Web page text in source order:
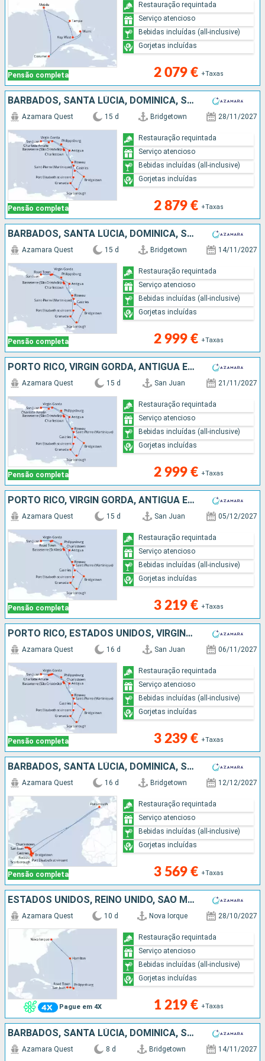
Pensão completa 2 079 € +Taxas
Restauração requintada
Serviço atencioso
Bebidas incluídas (all-inclusive)
Gorjetas incluídas
BARBADOS, SANTA LÚCIA, DOMINICA, SÃO MARTINHO, ESTADOS UNIDOS, PORTO RICO, VIRGIN GORDA, ANTÍGUA E BARBUDA, MARTINICA, ST VINCENT E GRENADINES, GRENADA, TRINIDADE E TOBAGO
Pensão completa
Azamara Quest 15 d Bridgetown 28/11/2027
2 879 € +Taxas
Restauração requintada
Serviço atencioso
Bebidas incluídas (all-inclusive)
Gorjetas incluídas
BARBADOS, SANTA LÚCIA, DOMINICA, SÃO MARTINHO, TORTOLA, PORTO RICO, VIRGIN GORDA, ANTÍGUA E BARBUDA, MARTINICA, ST VINCENT E GRENADINES, GRENADA, TRINIDADE E TOBAGO
Pensão completa
Azamara Quest 15 d Bridgetown 14/11/2027
2 999 € +Taxas
Restauração requintada
Serviço atencioso
Bebidas incluídas (all-inclusive)
Gorjetas incluídas
PORTO RICO, VIRGIN GORDA, ANTÍGUA E BARBUDA, MARTINICA, ST VINCENT E GRENADINES, GRENADA, TRINIDADE E TOBAGO, BARBADOS, SANTA LÚCIA, DOMINICA, SÃO MARTINHO, ESTADOS UNIDOS
Pensão completa
Azamara Quest 15 d San Juan 21/11/2027
2 999 € +Taxas
Restauração requintada
Serviço atencioso
Bebidas incluídas (all-inclusive)
Gorjetas incluídas
PORTO RICO, VIRGIN GORDA, ANTÍGUA E BARBUDA, MARTINICA, ST VINCENT E GRENADINES, GRENADA, TRINIDADE E TOBAGO, BARBADOS, SANTA LÚCIA, DOMINICA, SÃO MARTINHO, TORTOLA
Pensão completa
Azamara Quest 15 d San Juan 05/12/2027
3 219 € +Taxas
Restauração requintada
Serviço atencioso
Bebidas incluídas (all-inclusive)
Gorjetas incluídas
PORTO RICO, ESTADOS UNIDOS, VIRGIN GORDA, ANTÍGUA E BARBUDA, MARTINICA, ST VINCENT E GRENADINES, GRENADA, TRINIDADE E TOBAGO, BARBADOS, SANTA LÚCIA, DOMINICA, SÃO MARTINHO, TORTOLA
Pensão completa
Azamara Quest 16 d San Juan 06/11/2027
3 239 € +Taxas
Restauração requintada
Serviço atencioso
Bebidas incluídas (all-inclusive)
Gorjetas incluídas
BARBADOS, SANTA LÚCIA, DOMINICA, SÃO MARTINHO, TORTOLA, PORTO RICO, VIRGIN GORDA, ANTÍGUA E BARBUDA, REINO UNIDO, ST VINCENT E GRENADINES, GRENADA, TRINIDADE E TOBAGO
Pensão completa
Azamara Quest 16 d Bridgetown 12/12/2027
3 569 € +Taxas
Restauração requintada
Serviço atencioso
Bebidas incluídas (all-inclusive)
Gorjetas incluídas
ESTADOS UNIDOS, REINO UNIDO, SÃO MARTINHO, TORTOLA, PORTO RICO
Pague em 4X
Azamara Quest 10 d Nova Iorque 28/10/2027
1 219 € +Taxas
Restauração requintada
Serviço atencioso
Bebidas incluídas (all-inclusive)
Gorjetas incluídas
BARBADOS, SANTA LÚCIA, DOMINICA, SÃO MARTINHO, TORTOLA, PORTO RICO
Azamara Quest 8 d Bridgetown 14/11/2027